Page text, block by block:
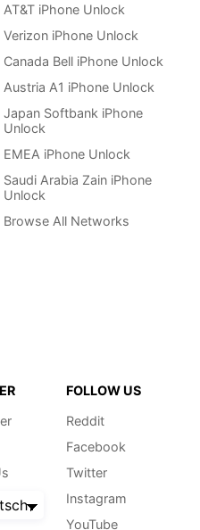
AT&T iPhone Unlock
Verizon iPhone Unlock
Canada Bell iPhone Unlock
Austria A1 iPhone Unlock
Japan Softbank iPhone
Unlock
EMEA iPhone Unlock
Saudi Arabia Zain iPhone
Unlock
Browse All Networks
FOLLOW US
Reddit
Facebook
Twitter
Instagram
YouTube